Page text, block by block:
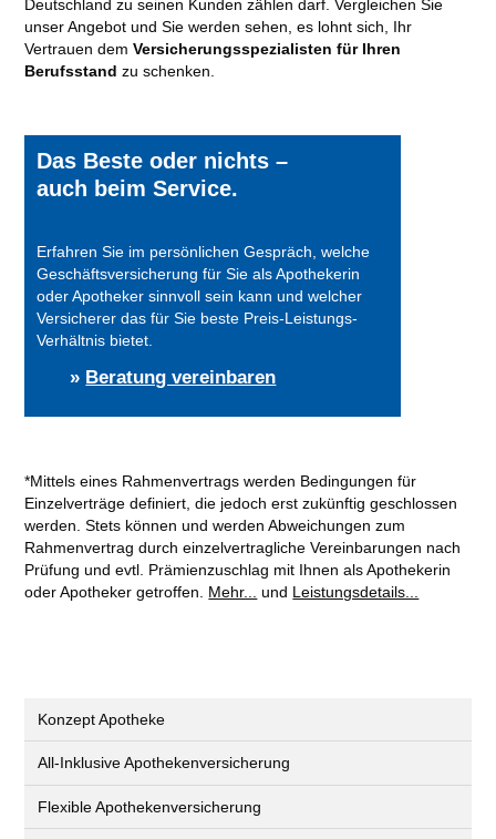
Deutschland zu seinen Kunden zählen darf. Vergleichen Sie
unser Angebot und Sie werden sehen, es lohnt sich, Ihr
Vertrauen demVersicherungsspezialisten für Ihren
Berufsstandzu schenken.
Das Beste oder nichts –
auch beim Service.
Erfahren Sie im persönlichen Gespräch, welche
Geschäftsversicherung für Sie als Apothekerin
oder Apotheker sinnvoll sein kann und welcher
Versicherer das für Sie beste Preis-Leistungs-
Verhältnis bietet.
» Beratung vereinbaren
*Mittels eines Rahmenvertrags werden Bedingungen für
Einzelverträge definiert, die jedoch erst zukünftig geschlossen
werden. Stets können und werden Abweichungen zum
Rahmenvertrag durch einzelvertragliche Vereinbarungen nach
Prüfung und evtl. Prämienzuschlag mit Ihnen als Apothekerin
oder Apotheker getroffen. Mehr... und Leistungsdetails...
Konzept Apotheke
All-Inklusive Apothekenversicherung
Flexible Apothekenversicherung